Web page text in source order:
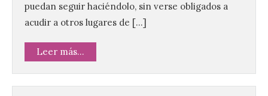
puedan seguir haciéndolo, sin verse obligados a
acudir a otros lugares de […]
Leer más...